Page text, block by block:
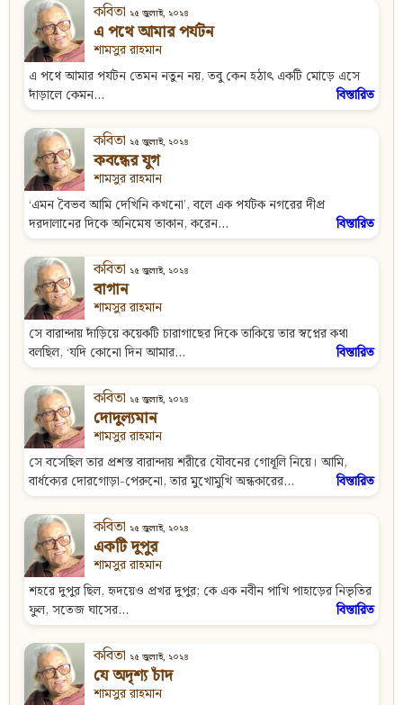
কবিতা ২৫ জুলাই, ২০২৪
এ পথে আমার পর্যটন
শামসুর রাহমান
এ পথে আমার পর্যটন তেমন নতুন নয়, তবু কেন হঠাৎ একটি মোড়ে এসে
দাঁড়ালে কেমন...
বিস্তারিত
কবিতা ২৫ জুলাই, ২০২৪
কবন্ধের যুগ
শামসুর রাহমান
‘এমন বৈভব আমি দেখিনি কখনো’, বলে এক পর্যটক নগরের দীপ্র
দরদালানের দিকে অনিমেষ তাকান, করেন...
বিস্তারিত
কবিতা ২৫ জুলাই, ২০২৪
বাগান
শামসুর রাহমান
সে বারান্দায় দাঁড়িয়ে কয়েকটি চারাগাছের দিকে তাকিয়ে তার স্বপ্নের কথা
বলছিল, ‘যদি কোনো দিন আমার...
বিস্তারিত
কবিতা ২৫ জুলাই, ২০২৪
দোদুল্যমান
শামসুর রাহমান
সে বসেছিল তার প্রশস্ত বারান্দায় শরীরে যৌবনের গোধূলি নিয়ে। আমি,
বার্ধক্যের দোরগোড়া-পেরুনো, তার মুখোমুখি অন্ধকারের...
বিস্তারিত
কবিতা ২৫ জুলাই, ২০২৪
একটি দুপুর
শামসুর রাহমান
শহরে দুপুর ছিল, হৃদয়েও প্রখর দুপুর; কে এক নবীন পাখি পাহাড়ের নিভৃতির
ফুল, সতেজ ঘাসের...
বিস্তারিত
কবিতা ২৫ জুলাই, ২০২৪
যে অদৃশ্য চাঁদ
শামসুর রাহমান